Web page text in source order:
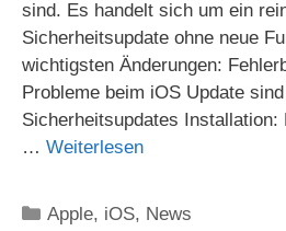
sind. Es handelt sich um ein
Sicherheitsupdate ohne neue
wichtigsten Änderungen:
Probleme beim iOS Update
Sicherheitsupdates Installation:
… Weiterlesen
Kategorien
Apple, iOS, News